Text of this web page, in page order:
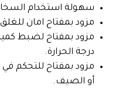
سهولة استخدام
مزود بمفتاح امان
مزود بمفتاح لضبط
درجة الحرارة.
مزود بمفتاح للتحكم
أو الصيف.